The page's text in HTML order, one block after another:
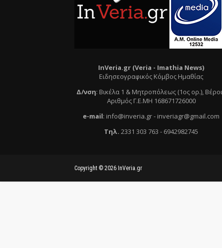
InVeria.gr (Veria - Ιmathia News)
Ειδησεογραφικός Κόμβος Ημαθίας
Δ/νση: Βικέλα 1 & Μητροπόλεως (1ος ορ.),
Αριθμός Γ.Ε.ΜΗ 168671726000
e-mail: info@inveria.gr- inveriagr@gmail.com
Τηλ. 2331 303 763 - 6942982745
Copyright © 2026 InVeria.gr